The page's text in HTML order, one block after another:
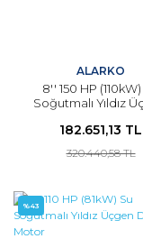
ALARKO
8'' 150 HP
Soğutmalı Yıldız
182.651,13 TL
320.440,58 TL
%43